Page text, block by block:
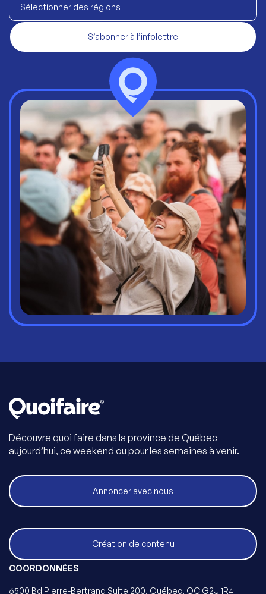
Sélectionner des régions
S’abonner à l’infolettre
Découvre quoi faire dans la province de Québec
aujourd’hui, ce weekend ou pour les semaines à venir.
Annoncer avec nous
Création de contenu
COORDONNÉES
6500 Bd Pierre-Bertrand Suite 200, Québec, QC G2J 1R4